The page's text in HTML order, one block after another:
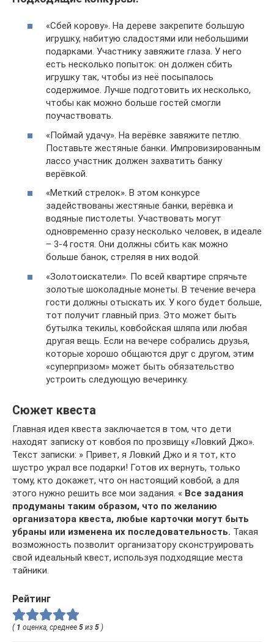
«Сбей корову». На дереве закрепите большую
игрушку, набитую сладостями или небольшими
подарками. Участнику завяжите глаза. У него
есть несколько попыток: он должен сбить
игрушку так, чтобы из неё посыпалось
содержимое. Лучше подготовить их несколько,
чтобы как можно больше гостей смогли
поучаствовать.
«Поймай удачу». На верёвке завяжите петлю.
Поставьте жестяные банки. Импровизированным
лассо участник должен захватить банку
верёвкой.
«Меткий стрелок». В этом конкурсе
задействованы жестяные банки, верёвка и
водяные пистолеты. Участвовать могут
одновременно сразу несколько человек, в идеале
– 3-4 гостя. Они должны сбить как можно
больше банок, стреляя в них водой.
«Золотоискатели». По всей квартире спрячьте
золотые шоколадные монеты. В течение вечера
гости должны отыскать их. У кого будет больше,
тот получит главный приз. Это может быть
бутылка текилы, ковбойская шляпа или любая
другая вещь. Если на вечере собрались друзья,
которые хорошо общаются друг с другом, этим
«суперпризом» может быть обязательство
устроить следующую вечеринку.
Сюжет квеста
Главная идея квеста заключается в том, что дети
находят записку от ковбоя по прозвищу «Ловкий Джо».
Текст записки: » Привет, я Ловкий Джо и я тот, кто
шустро украл все подарки! Готов их вернуть, только
тому, кто докажет, что он настоящий ковбой, а для
этого нужно решить все мои задания. « Все задания
продуманы таким образом, что по желанию
организатора квеста, любые карточки могут быть
убраны или изменена их последовательность. Такая
возможность позволит организатору сконструировать
свой идеальный квест, используя подходящие места
тайники.
Рейтинг
( 1 оценка, среднее 5 из 5 )